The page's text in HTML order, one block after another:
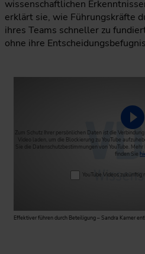
wissenschaftlichen
erklärt sie, wie Führungskräfte
ihres Teams schneller zu
ohne ihre
Zum Schutz Ihrer persönlichen Daten ist die
Video laden, um die Blockierung zu YouTube
Sie die Datenschutzbestimmungen von YouTube.
finden Sie
YouTube Videos zukünftig
Effektiver führen durch Beteiligung – Sandra Karner